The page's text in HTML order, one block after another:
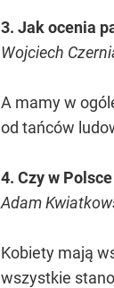
3. Jak ocenia
Wojciech
A mamy w
od tańców
4. Czy w
Adam
Kobiety mają
wszystkie